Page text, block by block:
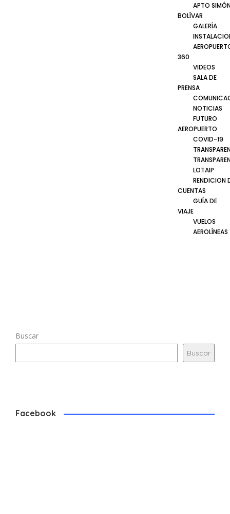
APTO
BOLÍVAR
GALERÍA
360
VIDEOS
SALA DE
PRENSA
NOTICIAS
FUTURO
AEROPUERTO
COVID-19
LOTAIP
RENDICION
CUENTAS
GUÍA DE
VIAJE
VUELOS
AEROLÍNEAS
Buscar
Buscar
Facebook